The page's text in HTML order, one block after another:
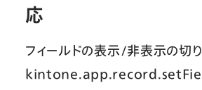
応
フィールドの表示/非表示の切